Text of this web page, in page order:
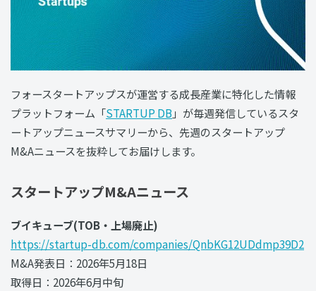
フォースタートアップスが運営する成長産業に特化した情報
プラットフォーム「STARTUP DB 」が毎週発信しているスタ
ートアップニュースサマリーから、先週のスタートアップ
M&Aニュースを抜粋してお届けします。
スタートアップM&Aニュース
ブイキューブ(TOB・上場廃止)
https://startup-db.com/companies/QnbKG12UDdmp39D2
M&A発表日：2026年5月18日
取得日：2026年6月中旬